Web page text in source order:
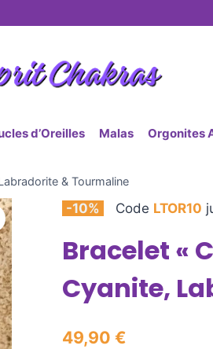
d’Oreilles Malas Orgonites
& Tourmaline
-10% Code LTOR10
Bracelet «
Cyanite,
49,90 €